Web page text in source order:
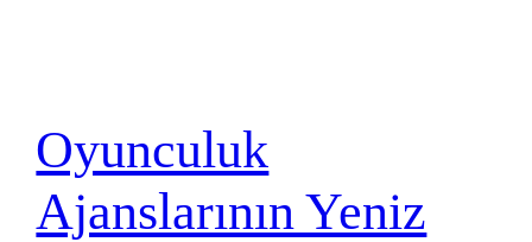
Oyunculuk
Ajanslarının Yeniz